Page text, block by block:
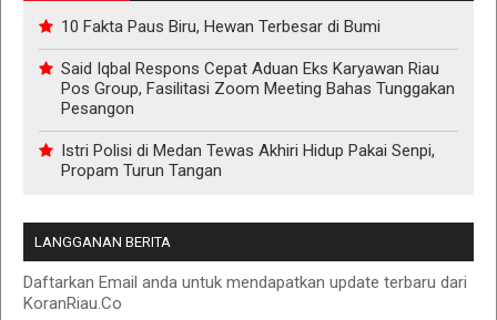
10 Fakta Paus Biru, Hewan Terbesar di Bumi
Said Iqbal Respons Cepat Aduan Eks Karyawan Riau
Pos Group, Fasilitasi Zoom Meeting Bahas Tunggakan
Pesangon
Istri Polisi di Medan Tewas Akhiri Hidup Pakai Senpi,
Propam Turun Tangan
LANGGANAN BERITA
Daftarkan Email anda untuk mendapatkan update terbaru dari
KoranRiau.Co